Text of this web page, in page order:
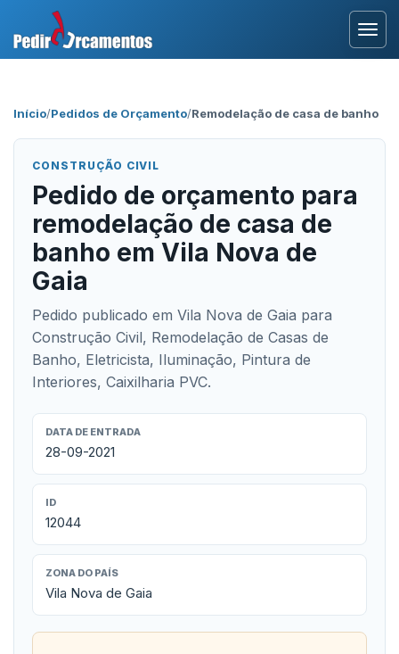
Início/Pedidos de Orçamento/Remodelação de casa de banho
CONSTRUÇÃO CIVIL
Pedido de orçamento para
remodelação de casa de
banho em Vila Nova de
Gaia
Pedido publicado em Vila Nova de Gaia para
Construção Civil, Remodelação de Casas de
Banho, Eletricista, Iluminação, Pintura de
Interiores, Caixilharia PVC.
DATA DE ENTRADA
28-09-2021
ID
12044
ZONA DO PAÍS
Vila Nova de Gaia
Área Profissional
Como Funciona?
Testemunhos